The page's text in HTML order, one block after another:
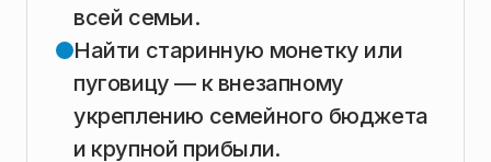
всей семьи.
Найти старинную монетку или
пуговицу — к внезапному
укреплению семейного бюджета
и крупной прибыли.